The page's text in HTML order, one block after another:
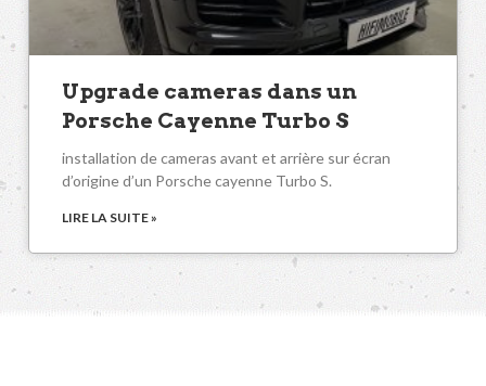
Upgrade cameras dans un
Porsche Cayenne Turbo S
installation de cameras avant et arrière sur écran
d’origine d’un Porsche cayenne Turbo S.
LIRE LA SUITE »